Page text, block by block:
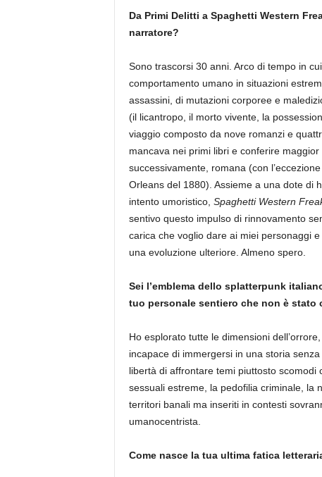
Da Primi Delitti a Spaghetti Western
narratore?
Sono trascorsi 30 anni. Arco di tempo in
comportamento umano in situazioni
assassini, di mutazioni corporee e
(il licantropo, il morto vivente, la
viaggio composto da nove romanzi e
mancava nei primi libri e conferire
successivamente, romana (con
Orleans del 1880). Assieme a una dote di
intento umoristico, Spaghetti Western
sentivo questo impulso di rinnovamento
carica che voglio dare ai miei personaggi
una evoluzione ulteriore. Almeno spero.
Sei l’emblema dello splatterpunk
tuo personale sentiero che non è stato
Ho esplorato tutte le dimensioni
incapace di immergersi in una storia
libertà di affrontare temi piuttosto
sessuali estreme, la pedofilia criminale, la
territori banali ma inseriti in contesti
umanocentrista.
Come nasce la tua ultima fatica